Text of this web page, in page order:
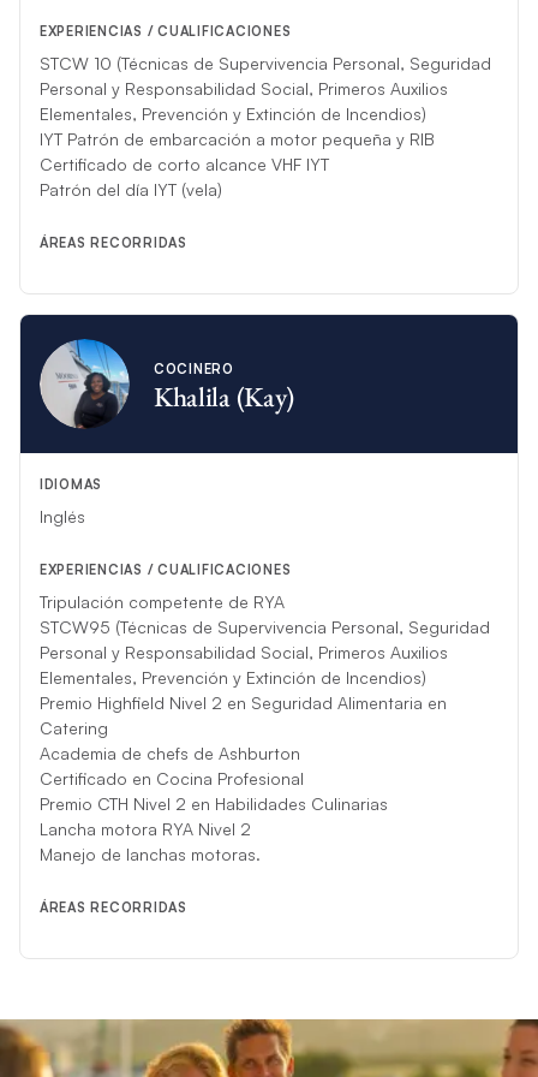
todo lo que necesitas con sus delicias preparadas en el barco.
dietéticas. Si eres vegano, vegetariano, pescetariano, celíaco
o no tienes gluten, la Chef Kay está aquí para hacer de tus
vacaciones en velero un recuerdo imborrable.
*Si circunstancias imprevistas impiden a esta tripulación
*El Moorings 5800 estará tripulado por un capitán profesional
podrá proporcionar un/a mayordomo/a adicional, sujeto a
disponibilidad.
EXPERIENCIAS / CUALIFICACIONES
STCW 10 (Técnicas de Supervivencia Personal, Seguridad
Personal y Responsabilidad Social, Primeros Auxilios
Elementales, Prevención y Extinción de Incendios)
IYT Patrón de embarcación a motor pequeña y RIB
Certificado de corto alcance VHF IYT
Patrón del día IYT (vela)
ÁREAS RECORRIDAS
COCINERO
Khalila (Kay)
IDIOMAS
Inglés
EXPERIENCIAS / CUALIFICACIONES
Tripulación competente de RYA
STCW95 (Técnicas de Supervivencia Personal, Seguridad
Personal y Responsabilidad Social, Primeros Auxilios
Elementales, Prevención y Extinción de Incendios)
Premio Highfield Nivel 2 en Seguridad Alimentaria en
Catering
Academia de chefs de Ashburton
Certificado en Cocina Profesional
Premio CTH Nivel 2 en Habilidades Culinarias
Lancha motora RYA Nivel 2
Manejo de lanchas motoras.
ÁREAS RECORRIDAS